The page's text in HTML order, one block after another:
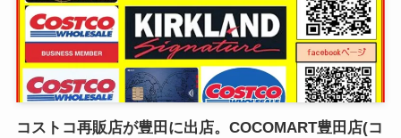
コストコ再販店が豊田に出店。COCOMART豊田店(コ